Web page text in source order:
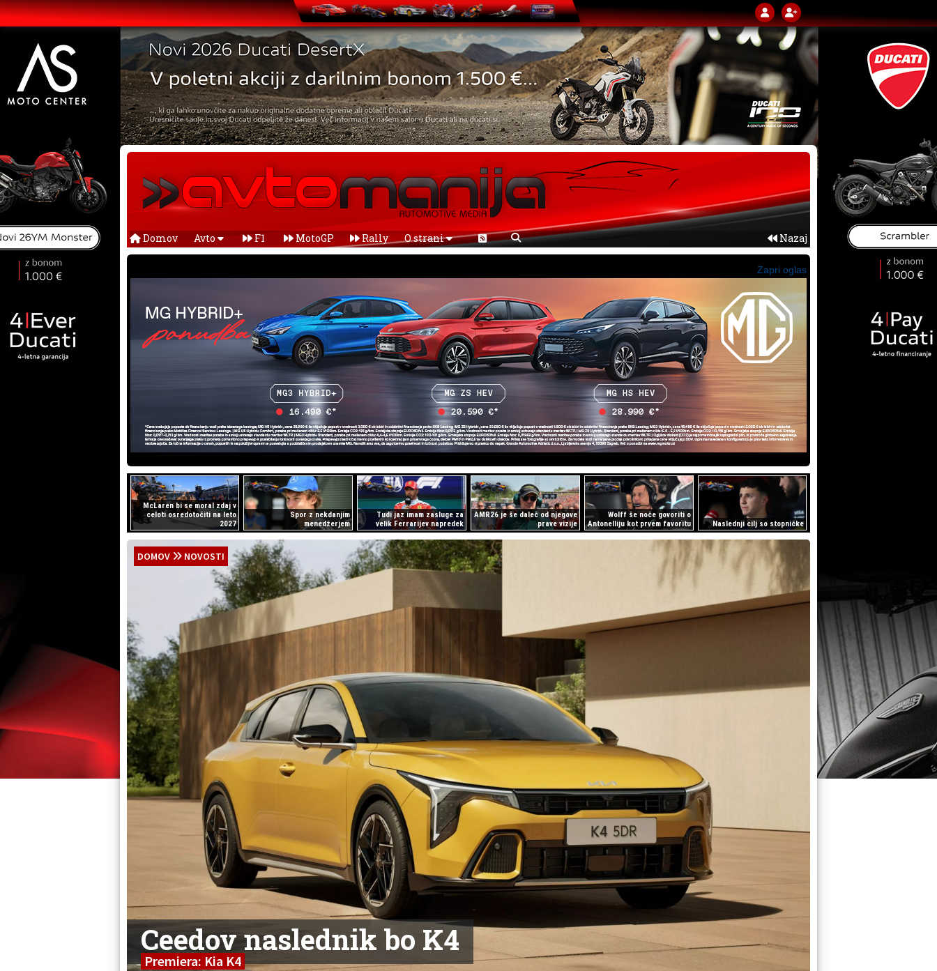
Domov Avto F1 MotoGP Rally O strani Nazaj
Zapri oglas
McLaren bi se moral zdaj v
celoti osredotočiti na leto
2027
Spor z nekdanjim
menedžerjem
Tudi jaz imam zasluge za
velik Ferrarijev napredek
AMR26 je še daleč od njegove
prave vizije
Wolff še noče govoriti o
Antonelliju kot prvem favoritu
Naslednji cilj so stopničke
DOMOV NOVOSTI
Ceedov naslednik bo K4
Premiera: Kia K4